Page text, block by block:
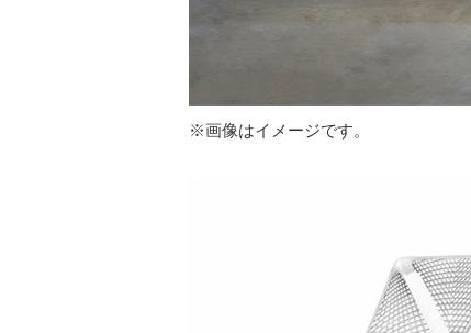
※画像はイメージです。